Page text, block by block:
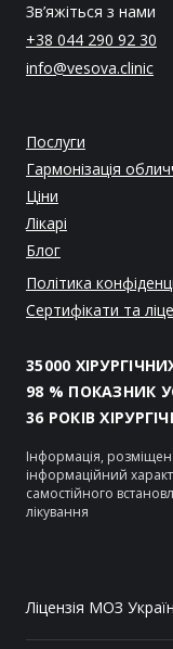
Зв’яжіться з нами
+38 044 290 92 30
info@vesova.clinic
Послуги
Гармонізація
Ціни
Лікарі
Блог
Політика
Сертифікати та
35000
98 % ПОКАЗНИК
36 РОКІВ
Інформація,
інформаційний
самостійного
лікування
Ліцензія МОЗ